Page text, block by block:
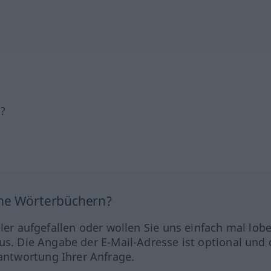
Wörterbüchern?
aufgefallen oder wollen Sie uns einfach mal
Die Angabe der E-Mail-Adresse ist optional und
Ihrer Anfrage.